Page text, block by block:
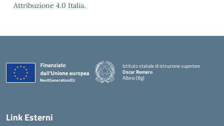
Attribuzione 4.0 Italia.
Istituto statale di istruzione superiore
Oscar Romero
Albino (Bg)
Link Esterni